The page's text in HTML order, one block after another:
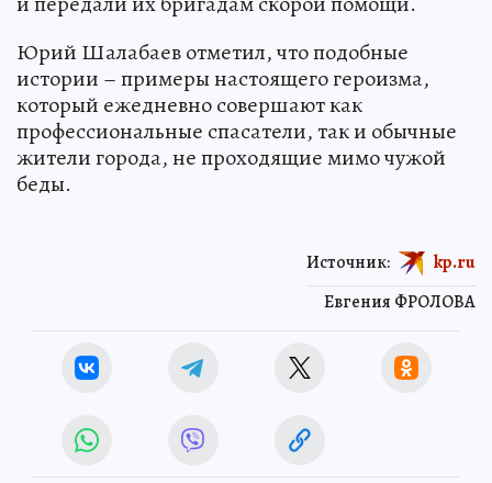
Юрий Шалабаев отметил, что подобные
истории – примеры настоящего героизма,
который ежедневно совершают как
профессиональные спасатели, так и обычные
жители города, не проходящие мимо чужой
беды.
Евгения ФРОЛОВА
Источник: kp.ru